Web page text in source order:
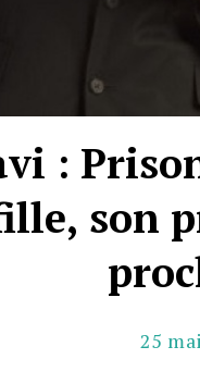
:
son
25